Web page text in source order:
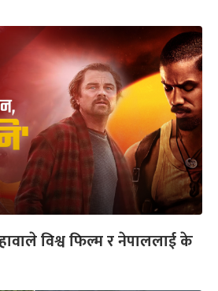
विश्व फिल्म र नेपाललाई के